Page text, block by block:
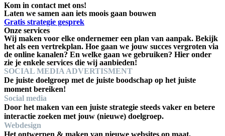
Kom in contact met ons!
Laten we samen aan iets moois gaan bouwen
Gratis strategie gesprek
Onze services
Wij maken voor elke ondernemer een plan van aanpak. Bekijk
het als een vertrekplan. Hoe gaan we jouw succes vergroten via
de online kanalen? En welke gaan we gebruiken? Hier onder
zie je enkele services die wij aanbieden!
SOCIAL MEDIA ADVERTISMENT
De juiste doelgroep met de juiste boodschap op het juiste
moment bereiken!
Social media
Door het maken van een juiste strategie steeds vaker en betere
interactie zoeken met jouw (nieuwe) doelgroep.
Webdesign
Het ontwerpen & maken van nieuwe websites op maat.